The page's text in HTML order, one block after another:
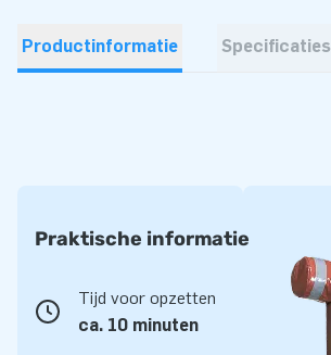
Productinformatie Specificaties
Praktische informatie
Tijd voor opzetten
ca. 10 minuten